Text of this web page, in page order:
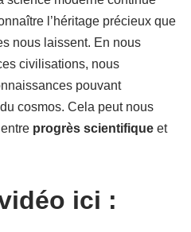
l’héritage précieux que
nous laissent. En nous
civilisations, nous
pouvant
cosmos. Cela peut nous
progrès scientifique et
ici :